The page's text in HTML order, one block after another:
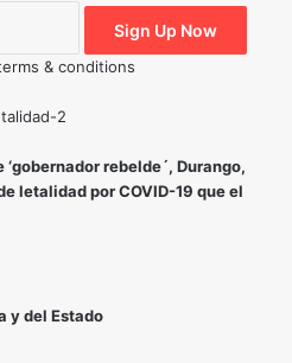
& conditions
rebelde´, Durango,
letalidad por COVID-19 que el
y del Estado